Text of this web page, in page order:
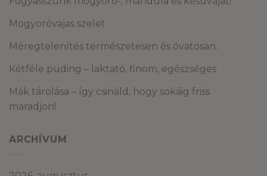
Mogyoróvajas szelet
Méregtelenítés természetesen és óvatosan.
Kétféle puding – laktató, finom, egészséges
Mák tárolása – így csináld, hogy sokáig friss
maradjon!
ARCHÍVUM